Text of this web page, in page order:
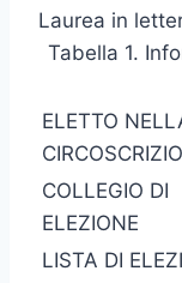
Laurea in
Tabella 1.
ELETTO
COLLEGIO DI
ELEZIONE
LISTA DI